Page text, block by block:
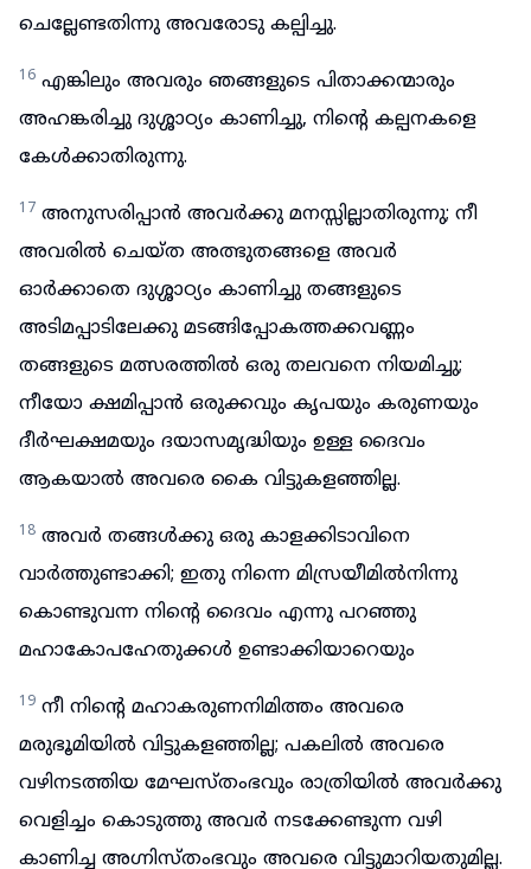
ചെല്ലേണ്ടതിന്നു അവരോടു കല്പിച്ചു.
16 എങ്കിലും അവരും ഞങ്ങളുടെ പിതാക്കന്മാരും
അഹങ്കരിച്ചു ദുശ്ശാഠ്യം കാണിച്ചു, നിന്റെ കല്പനകളെ
കേൾക്കാതിരുന്നു.
17 അനുസരിപ്പാൻ അവർക്കു മനസ്സില്ലാതിരുന്നു; നീ
അവരിൽ ചെയ്ത അത്ഭുതങ്ങളെ അവർ
ഓർക്കാതെ ദുശ്ശാഠ്യം കാണിച്ചു തങ്ങളുടെ
അടിമപ്പാടിലേക്കു മടങ്ങിപ്പോകത്തക്കവണ്ണം
തങ്ങളുടെ മത്സരത്തിൽ ഒരു തലവനെ നിയമിച്ചു;
നീയോ ക്ഷമിപ്പാൻ ഒരുക്കവും കൃപയും കരുണയും
ദീർഘക്ഷമയും ദയാസമൃദ്ധിയും ഉള്ള ദൈവം
ആകയാൽ അവരെ കൈ വിട്ടുകളഞ്ഞില്ല.
18 അവർ തങ്ങൾക്കു ഒരു കാളക്കിടാവിനെ
വാർത്തുണ്ടാക്കി; ഇതു നിന്നെ മിസ്രയീമിൽനിന്നു
കൊണ്ടുവന്ന നിന്റെ ദൈവം എന്നു പറഞ്ഞു
മഹാകോപഹേതുക്കൾ ഉണ്ടാക്കിയാറെയും
19 നീ നിന്റെ മഹാകരുണനിമിത്തം അവരെ
മരുഭൂമിയിൽ വിട്ടുകളഞ്ഞില്ല; പകലിൽ അവരെ
വഴിനടത്തിയ മേഘസ്തംഭവും രാത്രിയിൽ അവർക്കു
വെളിച്ചം കൊടുത്തു അവർ നടക്കേണ്ടുന്ന വഴി
കാണിച്ച അഗ്നിസ്തംഭവും അവരെ വിട്ടുമാറിയതുമില്ല.